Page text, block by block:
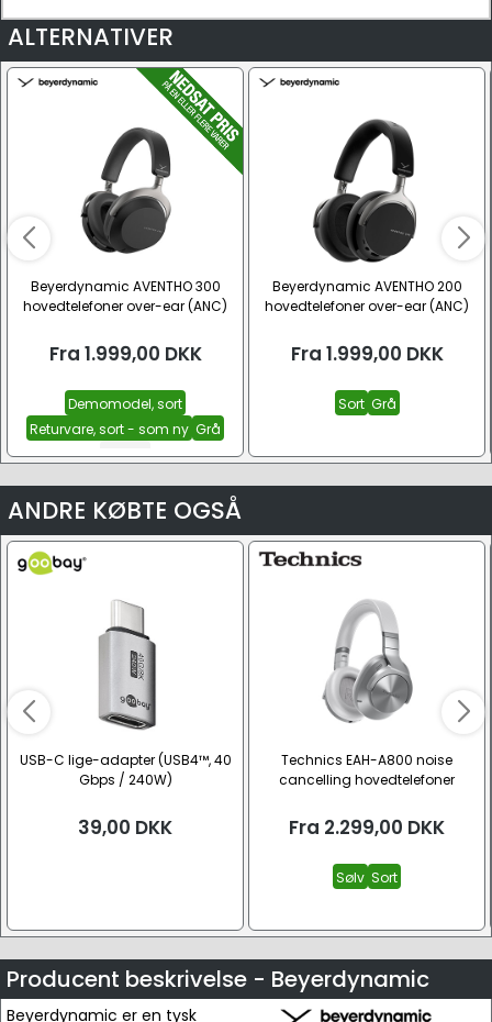
ALTERNATIVER
Beyerdynamic AVENTHO 300
hovedtelefoner over-ear (ANC)
Fra 1.999,00 DKK
Demomodel, sort
Returvare, sort - som ny Grå
Se alle
Beyerdynamic AVENTHO 200
hovedtelefoner over-ear (ANC)
Fra 1.999,00 DKK
Sort Grå
ANDRE KØBTE OGSÅ
USB-C lige-adapter (USB4™, 40
Gbps / 240W)
39,00 DKK
Technics EAH-A800 noise
cancelling hovedtelefoner
Fra 2.299,00 DKK
Sølv Sort
Producent beskrivelse - Beyerdynamic
Beyerdynamic er en tysk